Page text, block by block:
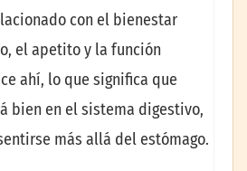
con el bienestar
el apetito y la función
ahí, lo que significa que
bien en el sistema digestivo,
más allá del estómago.